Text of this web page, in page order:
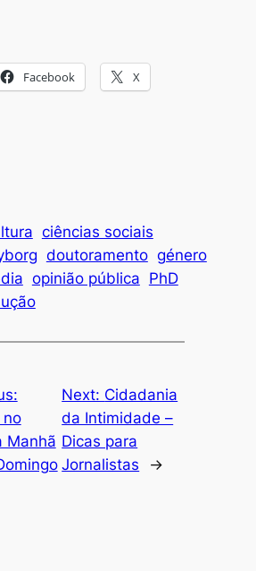
Facebook X
ciências sociais
doutoramento género
opinião pública PhD
no
Manhã
Next: Cidadania
da Intimidade –
Dicas para
Jornalistas
→